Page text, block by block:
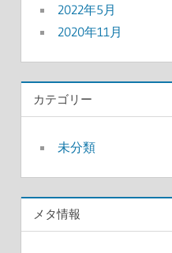
2022年5月
2020年11月
カテゴリー
未分類
メタ情報